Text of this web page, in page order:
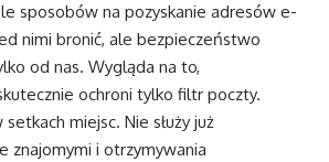
sposobów na pozyskanie adresów e-
nimi bronić, ale bezpieczeństwo
od nas. Wygląda na to,
ochroni tylko filtr poczty.
miejsc. Nie służy już
znajomymi i otrzymywania